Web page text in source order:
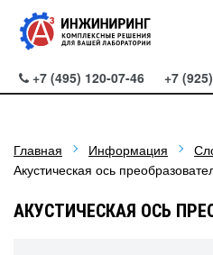
+7 (495) 120-07-46 +7
Главная Информация
Акустическая ось
АКУСТИЧЕСКАЯ ОСЬ